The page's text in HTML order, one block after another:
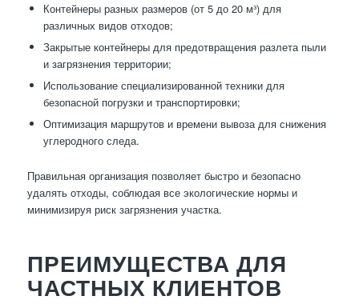
Контейнеры разных размеров (от 5 до 20 м³) для
различных видов отходов;
Закрытые контейнеры для предотвращения разлета пыли
и загрязнения территории;
Использование специализированной техники для
безопасной погрузки и транспортировки;
Оптимизация маршрутов и времени вывоза для снижения
углеродного следа.
Правильная организация позволяет быстро и безопасно
удалять отходы, соблюдая все экологические нормы и
минимизируя риск загрязнения участка.
ПРЕИМУЩЕСТВА ДЛЯ
ЧАСТНЫХ КЛИЕНТОВ